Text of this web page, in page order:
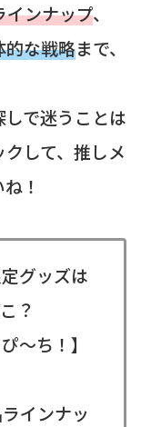
インナップ、
的な戦略まで、
で迷うことは
して、推しメ
！
グッズは
？
〜ち！】
インナッ